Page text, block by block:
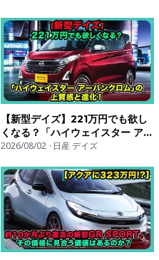
【新型デイズ】221万円でも欲し
くなる？「ハイウェイスター アー
バンクロム」の上質感と進化！|
2026/08/02 日産 デイズ